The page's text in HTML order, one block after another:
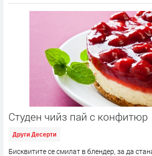
Студен чийз пай с конфитюр
Други Десерти
Бисквитите се смилат в блендер, за да